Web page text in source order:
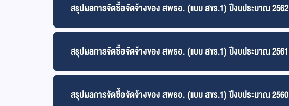
สรุปผลการจัดซื้อจัดจ้างของ สพธอ. (แบบ สขร.1) ปีงบประมาณ 2562
สรุปผลการจัดซื้อจัดจ้างของ สพธอ. (แบบ สขร.1) ปีงบประมาณ 2561
สรุปผลการจัดซื้อจัดจ้างของ สพธอ. (แบบ สขร.1) ปีงบประมาณ 2560